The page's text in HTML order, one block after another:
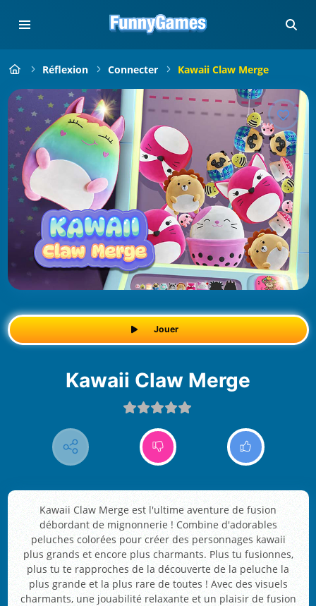
Réflexion Connecter Kawaii Claw Merge
Jouer
Kawaii Claw Merge
Kawaii Claw Merge est l'ultime aventure de fusion
débordant de mignonnerie ! Combine d'adorables
peluches colorées pour créer des personnages kawaii
plus grands et encore plus charmants. Plus tu fusionnes,
plus tu te rapproches de la découverte de la peluche la
plus grande et la plus rare de toutes ! Avec des visuels
charmants, une jouabilité relaxante et un plaisir de fusion